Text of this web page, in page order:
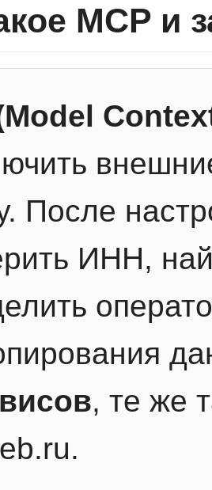
MCP и
После
ИНН,
, те же